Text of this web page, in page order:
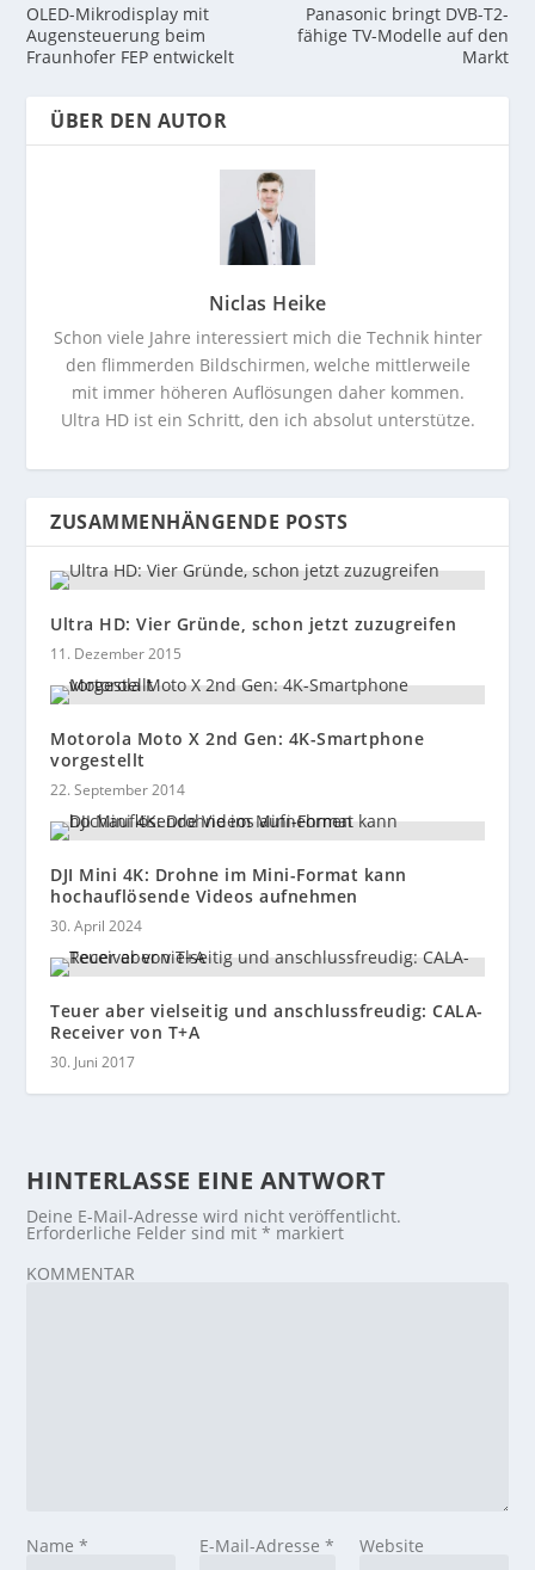
OLED-Mikrodisplay mit
Augensteuerung beim
Fraunhofer FEP entwickelt
Panasonic bringt DVB-T2-
fähige TV-Modelle auf den
Markt
ÜBER DEN AUTOR
Niclas Heike
Schon viele Jahre interessiert mich die Technik hinter
den flimmerden Bildschirmen, welche mittlerweile
mit immer höheren Auflösungen daher kommen.
Ultra HD ist ein Schritt, den ich absolut unterstütze.
ZUSAMMENHÄNGENDE POSTS
Ultra HD: Vier Gründe, schon jetzt zuzugreifen
11. Dezember 2015
Motorola Moto X 2nd Gen: 4K-Smartphone
vorgestellt
22. September 2014
DJI Mini 4K: Drohne im Mini-Format kann
hochauflösende Videos aufnehmen
30. April 2024
Teuer aber vielseitig und anschlussfreudig: CALA-
Receiver von T+A
30. Juni 2017
HINTERLASSE EINE ANTWORT
Deine E-Mail-Adresse wird nicht veröffentlicht.
Erforderliche Felder sind mit* markiert
KOMMENTAR
Name* E-Mail-Adresse * Website